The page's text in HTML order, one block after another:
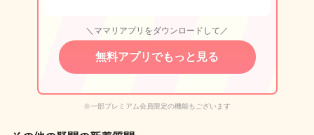
＼ママリアプリをダウンロードして／
無料アプリでもっと見る
※一部プレミアム会員限定の機能もございます